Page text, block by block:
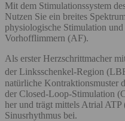
Mit dem Stimulationssystem
Nutzen Sie ein breites
physiologische Stimulation
Vorhofflimmern (AF).
Als erster Herzschrittmacher
der Linksschenkel-Region
natürliche Kontraktionsmuster
der Closed-Loop-Stimulation
her und trägt mittels Atrial
Sinusrhythmus bei.